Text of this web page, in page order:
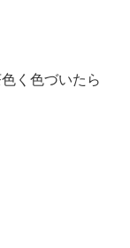
く色づいたら